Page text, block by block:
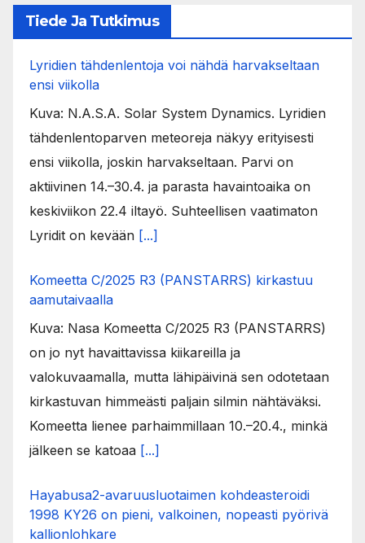
Tiede Ja Tutkimus
Lyridien tähdenlentoja voi nähdä harvakseltaan
ensi viikolla
Kuva: N.A.S.A. Solar System Dynamics. Lyridien
tähdenlentoparven meteoreja näkyy erityisesti
ensi viikolla, joskin harvakseltaan. Parvi on
aktiivinen 14.–30.4. ja parasta havaintoaika on
keskiviikon 22.4 iltayö. Suhteellisen vaatimaton
Lyridit on kevään [...]
Komeetta C/2025 R3 (PANSTARRS) kirkastuu
aamutaivaalla
Kuva: Nasa Komeetta C/2025 R3 (PANSTARRS)
on jo nyt havaittavissa kiikareilla ja
valokuvaamalla, mutta lähipäivinä sen odotetaan
kirkastuvan himmeästi paljain silmin nähtäväksi.
Komeetta lienee parhaimmillaan 10.–20.4., minkä
jälkeen se katoaa [...]
Hayabusa2-avaruusluotaimen kohdeasteroidi
1998 KY26 on pieni, valkoinen, nopeasti pyörivä
kallionlohkare